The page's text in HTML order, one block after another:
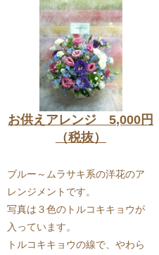
お供えアレンジ 5,000円
（税抜）
ブルー～ムラサキ系の洋花のア
レンジメントです。
写真は３色のトルコキキョウが
入っています。
トルコキキョウの線で、やわら